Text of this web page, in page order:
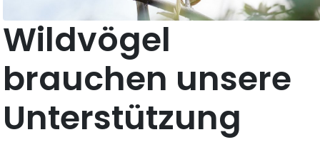
Wildvögel
brauchen unsere
Unterstützung